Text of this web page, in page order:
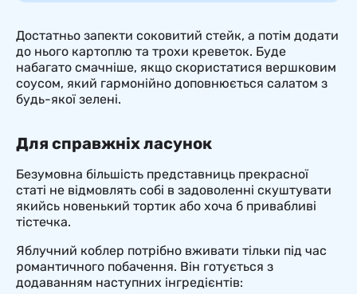
Достатньо запекти соковитий стейк, а потім додати
до нього картоплю та трохи креветок. Буде
набагато смачніше, якщо скористатися вершковим
соусом, який гармонійно доповнюється салатом з
будь-якої зелені.
Для справжніх ласунок
Безумовна більшість представниць прекрасної
статі не відмовлять собі в задоволенні скуштувати
якийсь новенький тортик або хоча б привабливі
тістечка.
Яблучний коблер потрібно вживати тільки під час
романтичного побачення. Він готується з
додаванням наступних інгредієнтів: